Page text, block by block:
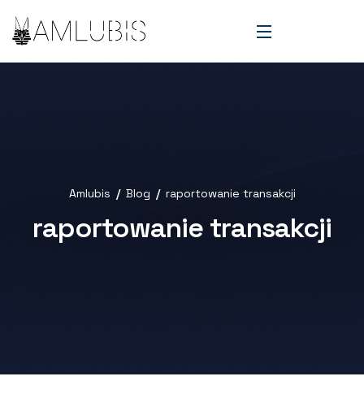
Amlubis Blog raportowanie transakcji
raportowanie transakcji